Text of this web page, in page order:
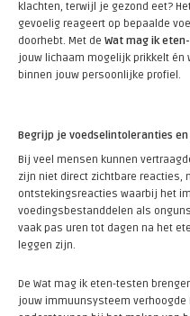
klachten, terwijl je gezond eet?
gevoelig reageert op bepaalde
doorhebt. Met de Wat mag ik
jouw lichaam mogelijk prikkelt
binnen jouw persoonlijke profiel.
Begrijp je voedselintoleranties
Bij veel mensen kunnen
zijn niet direct zichtbare reacties,
ontstekingsreacties waarbij het
voedingsbestanddelen als
vaak pas uren tot dagen na het
leggen zijn.
De Wat mag ik eten-testen
jouw immuunsysteem verhoogde